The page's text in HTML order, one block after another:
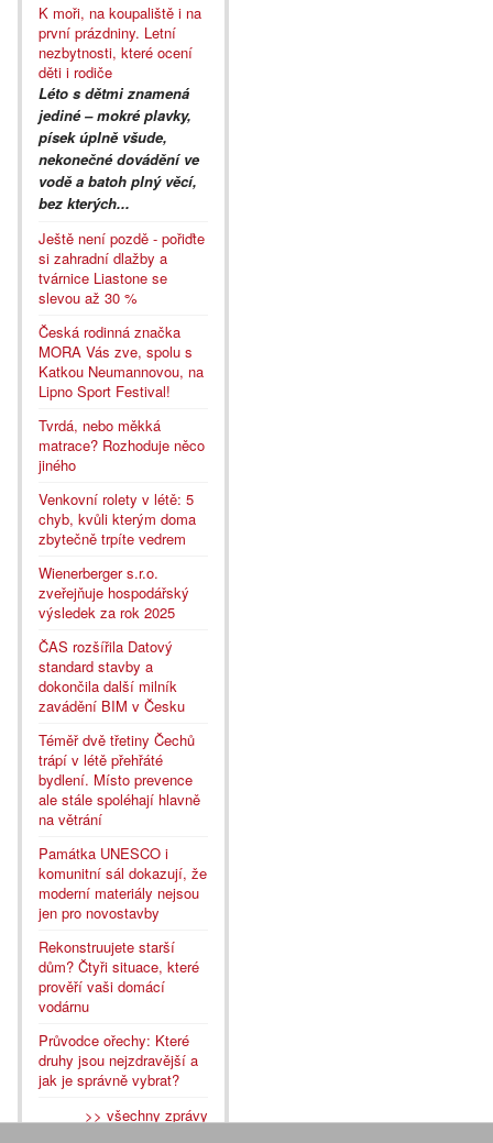
K moři, na koupaliště i na
první prázdniny. Letní
nezbytnosti, které ocení
děti i rodiče
Léto s dětmi znamená
jediné – mokré plavky,
písek úplně všude,
nekonečné dovádění ve
vodě a batoh plný věcí,
bez kterých...
Ještě není pozdě - pořiďte
si zahradní dlažby a
tvárnice Liastone se
slevou až 30 %
Česká rodinná značka
MORA Vás zve, spolu s
Katkou Neumannovou, na
Lipno Sport Festival!
Tvrdá, nebo měkká
matrace? Rozhoduje něco
jiného
Venkovní rolety v létě: 5
chyb, kvůli kterým doma
zbytečně trpíte vedrem
Wienerberger s.r.o.
zveřejňuje hospodářský
výsledek za rok 2025
ČAS rozšířila Datový
standard stavby a
dokončila další milník
zavádění BIM v Česku
Téměř dvě třetiny Čechů
trápí v létě přehřáté
bydlení. Místo prevence
ale stále spoléhají hlavně
na větrání
Památka UNESCO i
komunitní sál dokazují, že
moderní materiály nejsou
jen pro novostavby
Rekonstruujete starší
dům? Čtyři situace, které
prověří vaši domácí
vodárnu
Průvodce ořechy: Které
druhy jsou nejzdravější a
jak je správně vybrat?
>> všechny zprávy